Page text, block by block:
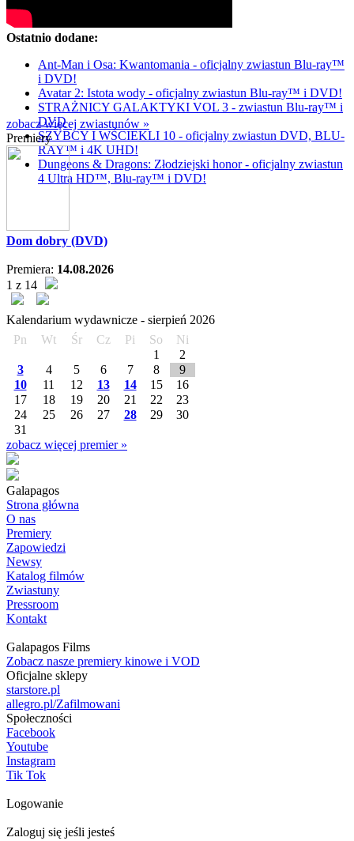
Ostatnio dodane:
Ant-Man i Osa: Kwantomania - oficjalny zwiastun Blu-ray™
i DVD!
Avatar 2: Istota wody - oficjalny zwiastun Blu-ray™ i DVD!
STRAŻNICY GALAKTYKI VOL 3 - zwiastun Blu-ray™ i
DVD
SZYBCY I WŚCIEKLI 10 - oficjalny zwiastun DVD, BLU-
RAY™ i 4K UHD!
Dungeons & Dragons: Złodziejski honor - oficjalny zwiastun
4 Ultra HD™, Blu-ray™ i DVD!
zobacz więcej zwiastunów »
Premiery
Dom dobry (DVD)
Premiera: 14.08.2026
1 z 14
Kalendarium wydawnicze - sierpień 2026
Pn
Wt Śr Cz Pi So
Ni
1
2
3
4 5 6 7 8
9
10
11 12 13 14 15
16
17
18 19 20 21 22
23
24
25 26 27 28 29
30
31
zobacz więcej premier »
Galapagos
Strona główna
O nas
Premiery
Zapowiedzi
Newsy
Katalog filmów
Zwiastuny
Pressroom
Kontakt
Galapagos Films
Zobacz nasze premiery kinowe i VOD
Oficjalne sklepy
starstore.pl
allegro.pl/Zafilmowani
Społeczności
Facebook
Youtube
Instagram
Tik Tok
Logowanie
Zaloguj się jeśli jesteś